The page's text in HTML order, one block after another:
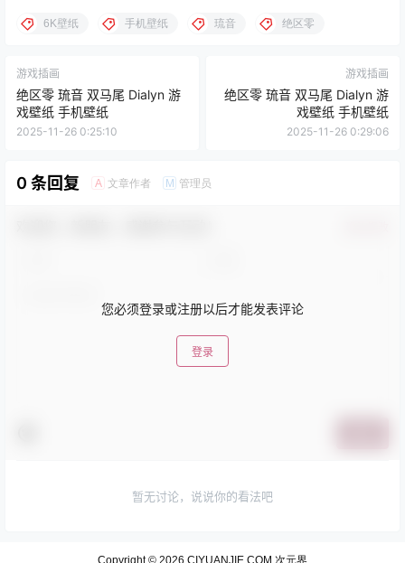
6K壁纸 手机壁纸 琉音 绝区零
游戏插画
绝区零 琉音 双马尾 Dialyn 游
戏壁纸 手机壁纸
2025-11-26 0:25:10
游戏插画
绝区零 琉音 双马尾 Dialyn 游
戏壁纸 手机壁纸
2025-11-26 0:29:06
0 条回复 A 文章作者 M 管理员
您必须登录或注册以后才能发表评论
登录
暂无讨论，说说你的看法吧
Copyright © 2026 CIYUANJIE.COM 次元界